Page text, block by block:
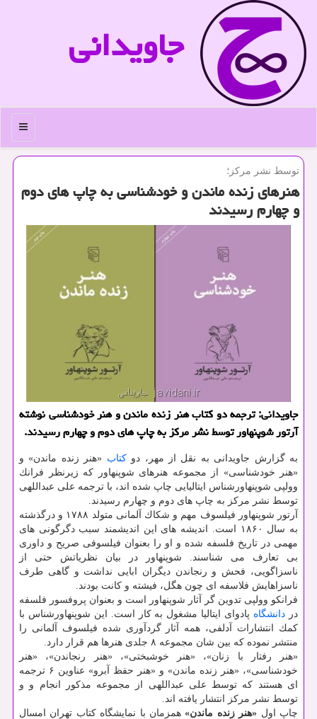
جاویدانی
منو
توسط نشر مركز؛
هنرهای زنده ماندن و خودشناسی به چاپ های دوم
و چهارم رسیدند
جاویدانی: ترجمه دو كتاب هنر زنده ماندن و هنر خودشناسی نوشته
آرتور شوپنهاور توسط نشر مركز به چاپ های دوم و چهارم رسیدند.
به گزارش جاویدانی به نقل از مهر، دوكتاب «هنر زنده ماندن» و
«هنر خودشناسی» از مجموعه هنرهای شوپنهاور كه زیرنظر فرانك
وولپی شوپنهاورشناس ایتالیایی چاپ شده اند، با ترجمه علی عبداللهی
توسط نشر مركز به چاپ های دوم و چهارم رسیدند.
آرتور شوپنهاور فیلسوف مهم و شكاك آلمانی متولد ۱۷۸۸ و درگذشته
به سال ۱۸۶۰ است. اندیشه های این اندیشمند سبب دگرگونی های
مهمی در تاریخ فلسفه شده و او را بعنوان فیلسوفی صریح و داوری
بی تعارف می شناسند. شوپنهاور در بیان نظریاتش حتی از
ناسزاگویی، فحش و رنجاندن دیگران ابایی نداشت و گاهی طرف
ناسزاهایش فلاسفه ای چون هگل، فیشته و كانت بودند.
فرانكو وولپی تدوین گر آثار شوپنهاور است و بعنوان پروفسور فلسفه
در دانشگاه پادوای ایتالیا مشغول به كار است. این شوپنهاورشناس با
كمك انتشارات آدلفی، همه آثار گردآوری شده فیلسوف آلمانی را
منتشر نموده كه بین شان مجموعه ۸ جلدی هنرها هم قرار دارد.
«هنر رفتار با زنان»، «هنر خوشبختی»، «هنر رنجاندن»، «هنر
خودشناسی»، «هنر زنده ماندن» و «هنر حفظ آبرو» عناوین ۶ ترجمه
ای هستند كه توسط علی عبداللهی از مجموعه مذكور انجام و و
توسط نشر مركز انتشار یافته اند.
چاپ اول «هنر زنده ماندن»همزمان با نمایشگاه كتاب تهران امسال